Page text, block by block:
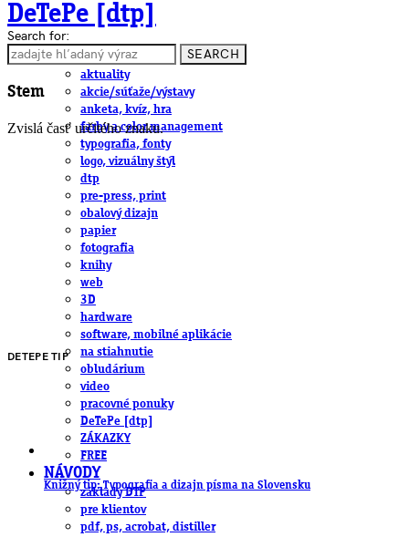
DeTePe [dtp]
ČLÁNKY
aktuality
akcie/súťaže/výstavy
anketa, kvíz, hra
farby a color management
typografia, fonty
logo, vizuálny štýl
dtp
pre-press, print
obalový dizajn
papier
fotografia
knihy
web
3D
hardware
software, mobilné aplikácie
na stiahnutie
obludárium
video
pracovné ponuky
DeTePe [dtp]
ZÁKAZKY
FREE
NÁVODY
základy DTP
pre klientov
pdf, ps, acrobat, distiller
Search for:
SEARCH
Stem
Zvislá časť určitého znaku.
DETEPE TIP
Knižný tip: Typografia a dizajn písma na Slovensku